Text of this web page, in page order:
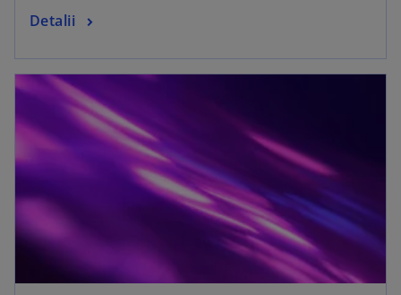
Detalii